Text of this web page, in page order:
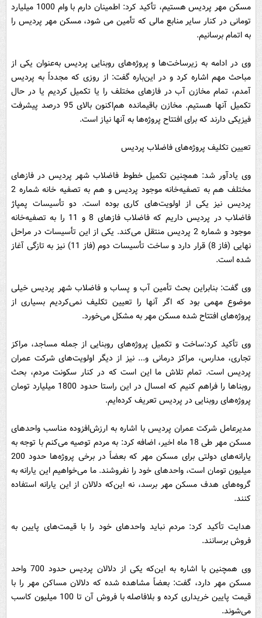
مسکن مهر پردیس هستیم، تأکید کرد: اطمینان دارم با وام 1000 میلیارد
تومانی در کنار سایر منابع مالی که تأمین می شود، مسکن مهر پردیس را
به اتمام برسانیم.
وی در ادامه به زیرساخت‌ها و پروژه‌های روبنایی پردیس به‌عنوان یکی از
مباحث مهم اشاره کرد و در این‌باره گفت: از روزی که مجدداً به پردیس
آمدم، تمام مخازن آب در فازهای مختلف را یا تکمیل کردیم یا در حال
تکمیل آنها هستیم. مخازن باقیمانده هم‌اکنون بالای 95 درصد پیشرفت
فیزیکی دارند که برای افتتاح پروژه‌ها به آنها نیاز است.
تعیین تکلیف پروژه‌های فاضلاب پردیس
وی یادآور شد: همچنین تکمیل خطوط فاضلاب شهر پردیس در فازهای
مختلف هم به تصفیه‌خانه موجود پردیس و هم به تصفیه خانه شماره 2
پردیس نیز یکی از اولویت‌های کاری بوده است. دو تأسیسات پمپاژ
فاضلاب در پردیس داریم که فاضلاب فازهای 8 و 11 را به تصفیه‌خانه
موجود و شماره 2 پردیس منتقل می‌کند. یکی از این تأسیسات در مراحل
نهایی (فاز 8) قرار دارد و ساخت تأسیسات دوم (فاز 11) نیز به تازگی آغاز
شده است.
وی گفت: بنابراین بحث تأمین آب و پساب و فاضلاب شهر پردیس خیلی
موضوع مهمی بود که اگر آنها را تعیین تکلیف نمی‌کردیم بسیاری از
پروژه‌های افتتاح شده مسکن مهر به مشکل می‌خورد.
وی تأکید کرد:‌ساخت و تکمیل پروژه‌های روبنایی از جمله مساجد، مراکز
تجاری، مدارس، مراکز درمانی و... نیز از دیگر اولویت‌های شرکت عمران
پردیس است. تمام تلاش ما این است که در کنار سکونت مردم، بحث
روبناها را فراهم کنیم که امسال در این راستا حدود 1800 میلیارد تومان
پروژه‌های روبنایی در پردیس تعریف کرده‌ایم.
مدیرعامل شرکت عمران پردیس با اشاره به ارزش‌افزوده مناسب واحدهای
مسکن مهر طی 18 ماه اخیر، اضافه کرد: به مردم توصیه می‌کنم با توجه‌ به
یارانه‌های دولتی برای مسکن مهر که بعضاً در برخی پروژه‌ها حدود 200
میلیون تومان است، واحدهای خود را نفروشند. ما می‌خواهیم این یارانه به
گروه‌های هدف مسکن مهر برسد، نه این‌که دلالان از این یارانه استفاده
کنند.
هدایت تأکید کرد:‌ مردم نباید واحدهای خود را با قیمت‌های پایین به
فروش برسانند.
وی همچنین با اشاره به این‌که یکی از دلالان پردیس حدود 700 واحد
مسکن مهر دارد، گفت: بعضاً مشاهده شده که دلالان مساکن مهر را با
قیمت پایین خریداری کرده و بلافاصله با فروش آن تا 100 میلیون کاسب
می‌شوند.